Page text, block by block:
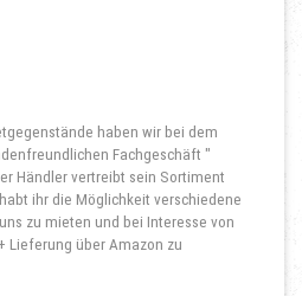
haben wir bei dem
Fachgeschäft "
Händler vertreibt sein Sortiment
ihr die Möglichkeit verschiedene
zu mieten und bei Interesse von
Lieferung über Amazon zu